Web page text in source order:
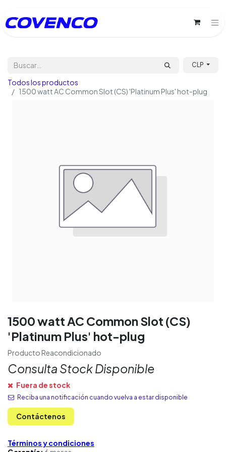
CLP
Todos los productos
1500 watt AC Common Slot (CS) 'Platinum Plus' hot-plug
1500 watt AC Common Slot (CS)
'Platinum Plus' hot-plug
Producto Reacondicionado
Consulta Stock Disponible
Fuera de stock
Reciba una notificación cuando vuelva a estar disponible
Contáctenos
Términos y condiciones